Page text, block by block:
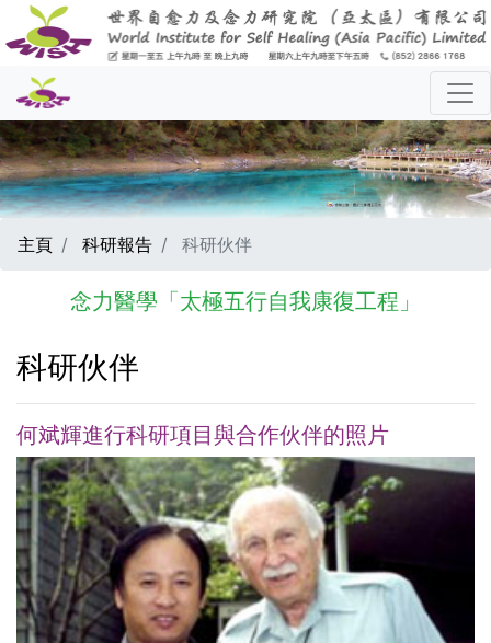
主頁 科研報告 科研伙伴
念力醫學「太極五行自我康復工程」
科研伙伴
何斌輝進行科研項目與合作伙伴的照片